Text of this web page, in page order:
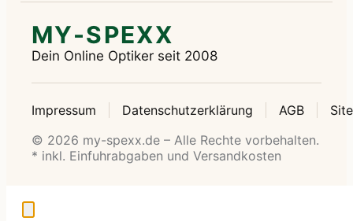
MY-SPEXX
Dein Online Optiker seit 2008
Impressum Datenschutzerklärung AGB
© 2026 my-spexx.de – Alle Rechte vorbehalten.
* inkl. Einfuhrabgaben und Versandkosten